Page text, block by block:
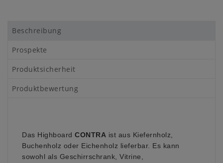
Beschreibung
Prospekte
Produktsicherheit
Produktbewertung
Das Highboard CONTRA ist aus Kiefernholz,
Buchenholz oder Eichenholz lieferbar. Es kann
sowohl als Geschirrschrank, Vitrine,